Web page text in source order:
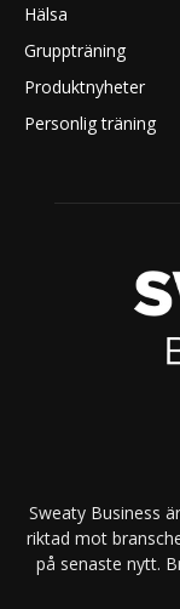
Hälsa
Gruppträning
Produktnyheter
Personlig träning
Sweaty Business
riktad mot
på senaste nytt.